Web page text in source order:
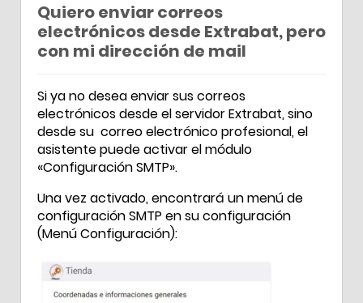
Quiero enviar correos
electrónicos desde Extrabat, pero
con mi dirección de mail
Si ya no desea enviar sus correos
electrónicos desde el servidor Extrabat, sino
desde su correo electrónico profesional, el
asistente puede activar el módulo
«Configuración SMTP».
Una vez activado, encontrará un menú de
configuración SMTP en su configuración
(Menú Configuración):